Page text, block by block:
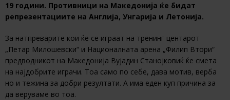
19 години. Противници на Македонија ќе бидат
репрезентациите на Англија, Унгарија и Летонија.
За натпреварите кои ќе се играат на тренинг центарот
„Петар Милошевски“ и Националната арена „Филип Втори“
предводникот на Македонија Вујадин Станојковиќ ќе смета
на најдобрите играчи. Тоа само по себе, дава мотив, верба
но и тежина за добри резултати. А има еден куп причина за
да веруваме во тоа.